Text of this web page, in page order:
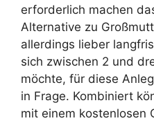
erforderlich machen
Alternative zu
allerdings lieber
sich zwischen 2 und
möchte, für diese
in Frage. Kombiniert
mit einem kostenlosen